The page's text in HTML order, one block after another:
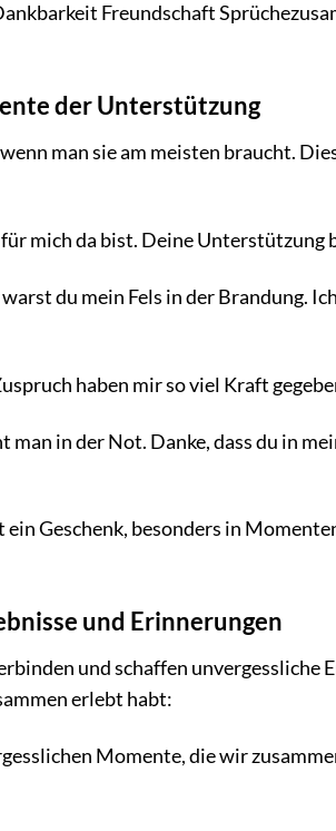
Freundschaft
der Unterstützung
man sie am meisten braucht.
mich da bist. Deine Unterstützung
du mein Fels in der Brandung.
haben mir so viel Kraft
man in der Not. Danke, dass du in
Geschenk, besonders in
und Erinnerungen
und schaffen unvergessliche
erlebt habt:
Momente, die wir